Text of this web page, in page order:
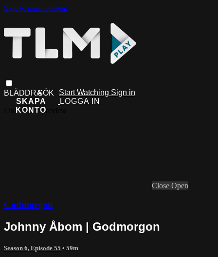
Skip to main content
Start Watching Sign in
Live stream preview
Close Open
Godmorgon
Johnny Åbom | Godmorgon
Season 6, Episode 55 • 59m